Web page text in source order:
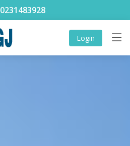
0231483928
Login